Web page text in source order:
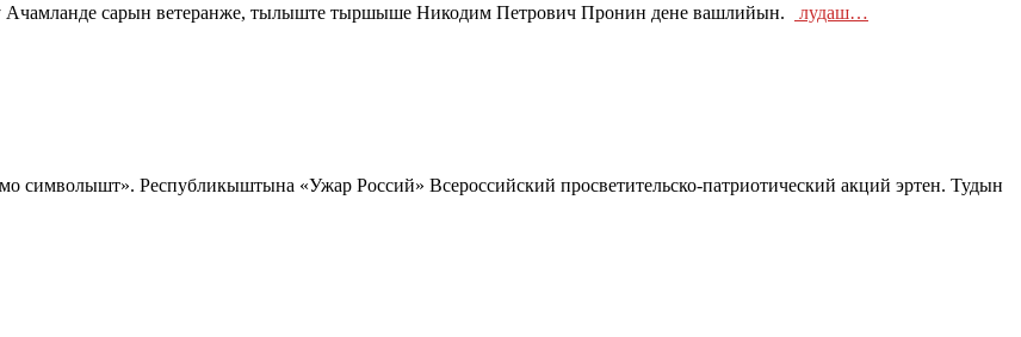
сарын ветеранже, тылыште тыршыше Никодим Петрович Пронин дене вашлийын. лудаш…
символышт». Республикыштына «Ужар Россий» Всероссийский просветительско-патриотический акций эртен. Тудын